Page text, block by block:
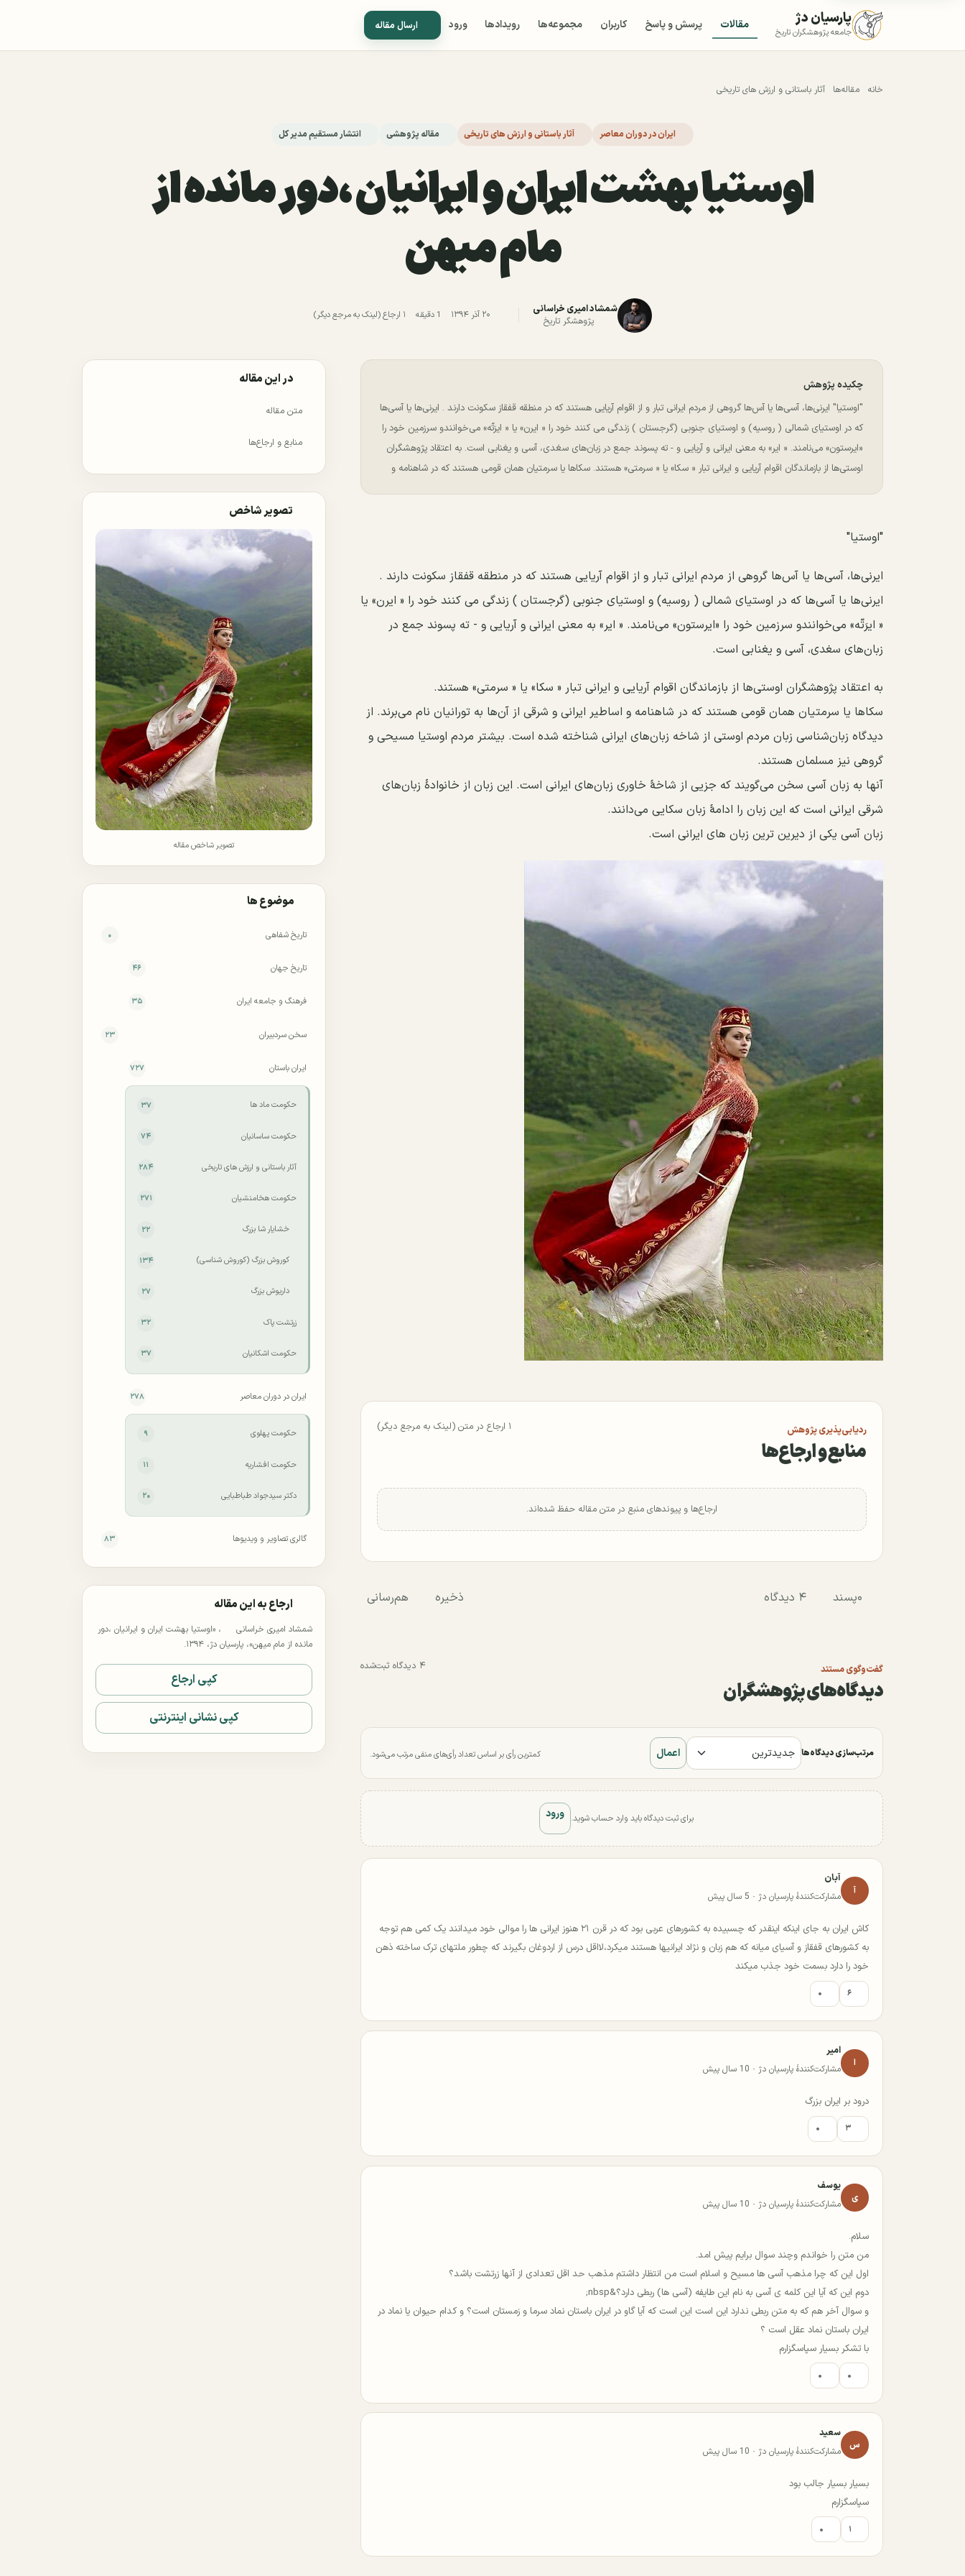
پارسیان دژ
جامعه پژوهشگران تاریخ مقالات پرسش و پاسخ کاربران مجموعه‌ها رویدادها ورود ارسال مقاله
خانه مقاله‌ها آثار باستانی و ارزش های تاریخی
ایران در دوران معاصر آثار باستانی و ارزش های تاریخی مقاله پژوهشی انتشار مستقیم مدیر کل
اوستیا بهشت ایران و ایرانیان ،دور مانده از
مام میهن
شمشاد امیری خراسانی
پژوهشگر تاریخ
۲۰ آذر ۱۳۹۴ 1 دقیقه ۱ ارجاع (لینک به مرجع دیگر)
چکیده پژوهش
"اوستیا" ﺍﯾﺮﻧﯽﻫﺎ، ﺁﺳﯽﻫﺎ ﯾﺎ ﺁﺱﻫﺎ ﮔﺮﻭﻫﯽ ﺍﺯ ﻣﺮﺩﻡ ﺍﯾﺮﺍﻧﯽ ﺗﺒﺎﺭ ﻭ ﺍﺯ ﺍﻗﻮﺍﻡ ﺁﺭﯾﺎﯾﯽ ﻫﺴﺘﻨﺪ ﮐﻪ در ﻣﻨﻄﻘﻪ ﻗﻔﻘﺎﺯ ﺳﮑﻮﻧﺖ ﺩﺍﺭﻧﺪ . ﺍﯾﺮﻧﯽﻫﺎ ﯾﺎ ﺁﺳﯽﻫﺎ
ﮐﻪ ﺩﺭ ﺍﻭﺳﺘﯿﺎﯼ ﺷﻤﺎﻟﯽ ( ﺭﻭﺳﯿﻪ) ﻭ ﺍﻭﺳﺘﯿﺎﯼ ﺟﻨﻮﺑﯽ (ﮔﺮﺟﺴﺘﺎﻥ ) ﺯﻧﺪﮔﯽ ﻣﯽ ﮐﻨﻨﺪ ﺧﻮﺩ ﺭﺍ « ﺍﯾﺮﻥ» ﯾﺎ « ﺍﯾﺮَﺗّﻪ» میﺧﻮﺍﻧﻨﺪﻭ ﺳﺮﺯﻣﯿﻦ ﺧﻮﺩ ﺭﺍ
«ﺍﯾﺮﺳﺘﻮﻥ» ﻣﯽﻧﺎﻣﻨﺪ. « ﺍﯾﺮ» ﺑﻪ ﻣﻌﻨﯽ ﺍﯾﺮﺍﻧﯽ ﻭ ﺁﺭﯾﺎﯾﯽ ﻭ - ﺗﻪ ﭘﺴﻮﻧﺪ ﺟﻤﻊ ﺩﺭ ﺯﺑﺎﻥﻫﺎﯼ ﺳﻐﺪﯼ، ﺁﺳﯽ ﻭ ﯾﻐﻨﺎﺑﯽ ﺍﺳﺖ. ﺑﻪ ﺍﻋﺘﻘﺎﺩ ﭘﮋﻭﻫﺸﮕﺮﺍﻥ
ﺍﻭﺳﺘﯽﻫﺎ ﺍﺯ ﺑﺎﺯﻣﺎﻧﺪﮔﺎﻥ ﺍﻗﻮﺍﻡ ﺁﺭﯾﺎﯾﯽ ﻭ ﺍﯾﺮﺍﻧﯽ ﺗﺒﺎﺭ « ﺳﮑﺎ» ﯾﺎ « ﺳﺮﻣﺘﯽ» ﻫﺴﺘﻨﺪ. ﺳﮑﺎﻫﺎ ﯾﺎ ﺳﺮﻣﺘﯿﺎﻥ ﻫﻤﺎﻥ ﻗﻮﻣﯽ ﻫﺴﺘﻨﺪ ﮐﻪ ﺩﺭ شاهنامه و
"اوستیا"
ﺍﯾﺮﻧﯽﻫﺎ، ﺁﺳﯽﻫﺎ ﯾﺎ ﺁﺱﻫﺎ ﮔﺮﻭﻫﯽ ﺍﺯ ﻣﺮﺩﻡ ﺍﯾﺮﺍﻧﯽ ﺗﺒﺎﺭ ﻭ ﺍﺯ ﺍﻗﻮﺍﻡ ﺁﺭﯾﺎﯾﯽ ﻫﺴﺘﻨﺪ ﮐﻪ در ﻣﻨﻄﻘﻪ ﻗﻔﻘﺎﺯ ﺳﮑﻮﻧﺖ ﺩﺍﺭﻧﺪ .
ﺍﯾﺮﻧﯽﻫﺎ ﯾﺎ ﺁﺳﯽﻫﺎ ﮐﻪ ﺩﺭ ﺍﻭﺳﺘﯿﺎﯼ ﺷﻤﺎﻟﯽ ( ﺭﻭﺳﯿﻪ) ﻭ ﺍﻭﺳﺘﯿﺎﯼ ﺟﻨﻮﺑﯽ (ﮔﺮﺟﺴﺘﺎﻥ ) ﺯﻧﺪﮔﯽ ﻣﯽ ﮐﻨﻨﺪ ﺧﻮﺩ ﺭﺍ « ﺍﯾﺮﻥ» ﯾﺎ
« ﺍﯾﺮَﺗّﻪ» میﺧﻮﺍﻧﻨﺪﻭ ﺳﺮﺯﻣﯿﻦ ﺧﻮﺩ ﺭﺍ «ﺍﯾﺮﺳﺘﻮﻥ» ﻣﯽﻧﺎﻣﻨﺪ. « ﺍﯾﺮ» ﺑﻪ ﻣﻌﻨﯽ ﺍﯾﺮﺍﻧﯽ ﻭ ﺁﺭﯾﺎﯾﯽ ﻭ - ﺗﻪ ﭘﺴﻮﻧﺪ ﺟﻤﻊ ﺩﺭ
ﺯﺑﺎﻥﻫﺎﯼ ﺳﻐﺪﯼ، ﺁﺳﯽ ﻭ ﯾﻐﻨﺎﺑﯽ ﺍﺳﺖ.
ﺑﻪ ﺍﻋﺘﻘﺎﺩ ﭘﮋﻭﻫﺸﮕﺮﺍﻥ ﺍﻭﺳﺘﯽﻫﺎ ﺍﺯ ﺑﺎﺯﻣﺎﻧﺪﮔﺎﻥ ﺍﻗﻮﺍﻡ ﺁﺭﯾﺎﯾﯽ ﻭ ﺍﯾﺮﺍﻧﯽ ﺗﺒﺎﺭ « ﺳﮑﺎ» ﯾﺎ « ﺳﺮﻣﺘﯽ» ﻫﺴﺘﻨﺪ.
ﺳﮑﺎﻫﺎ ﯾﺎ ﺳﺮﻣﺘﯿﺎﻥ ﻫﻤﺎﻥ ﻗﻮﻣﯽ ﻫﺴﺘﻨﺪ ﮐﻪ ﺩﺭ شاهنامه و ﺍﺳﺎﻃﯿﺮ ﺍﯾﺮﺍﻧﯽ ﻭ ﺷﺮﻗﯽ ﺍﺯ ﺁﻥﻫﺎ ﺑﻪ ﺗﻮﺭﺍﻧﯿﺎﻥ ﻧﺎﻡ ﻣﯽﺑﺮﻧﺪ. ﺍﺯ
ﺩﯾﺪﮔﺎﻩ ﺯﺑﺎﻥﺷﻨﺎﺳﯽ ﺯﺑﺎﻥ ﻣﺮﺩﻡ ﺍﻭﺳﺘﯽ ﺍﺯ ﺷﺎﺧﻪ ﺯﺑﺎﻥﻫﺎﯼ ﺍﯾﺮﺍﻧﯽ ﺷﻨﺎﺧﺘﻪ ﺷﺪﻩ ‌ﺍﺳﺖ. ﺑﯿﺸﺘﺮ ﻣﺮﺩﻡ ﺍﻭﺳﺘﯿﺎ ﻣﺴﯿﺤﯽ ﻭ
ﮔﺮﻭﻫﯽ ﻧﯿﺰ ﻣﺴﻠﻤﺎﻥ ﻫﺴﺘﻨﺪ.
ﺁﻧﻬﺎ ﺑﻪ ﺯﺑﺎﻥ ﺁﺳﯽ ﺳﺨﻦ ﻣﯽﮔﻮﯾﻨﺪ ﮐﻪ ﺟﺰﯾﯽ ﺍﺯ ﺷﺎﺧﻪٔ ﺧﺎﻭﺭﯼ ﺯﺑﺎﻥﻫﺎﯼ ﺍﯾﺮﺍﻧﯽ ﺍﺳﺖ. ﺍﯾﻦ ﺯﺑﺎﻥ ﺍﺯ ﺧﺎﻧﻮﺍﺩﻩٔ ﺯﺑﺎﻥﻫﺎﯼ
ﺷﺮﻗﯽ ﺍﯾﺮﺍﻧﯽ ﺍﺳﺖ که ﺍﯾﻦ ﺯﺑﺎﻥ ﺭﺍ ﺍﺩﺍﻣﻪٔ ﺯﺑﺎﻥ ﺳﮑﺎﯾﯽ ﻣﯽﺩﺍﻧﻨﺪ.
ﺯﺑﺎﻥ ﺁﺳﯽ ﯾﮑﯽ ﺍﺯ ﺩﯾﺮﯾﻦ ﺗﺮﯾﻦ ﺯﺑﺎﻥ ﻫﺎﯼ ﺍﯾﺮﺍﻧﯽ ﺍﺳﺖ.
ردیابی‌پذیری پژوهش
منابع و ارجاع‌ها
۱ ارجاع در متن (لینک به مرجع دیگر)
ارجاع‌ها و پیوندهای منبع در متن مقاله حفظ شده‌اند.
۰پسند ۴ دیدگاه ذخیره هم‌رسانی
گفت‌وگوی مستند
دیدگاه‌های پژوهشگران
۴ دیدگاه ثبت‌شده
مرتب‌سازی دیدگاه‌ها اعمال کمترین رأی بر اساس تعداد رأی‌های منفی مرتب می‌شود.
برای ثبت دیدگاه باید وارد حساب شوید. ورود
آ
آبان
مشارکت‌کنندهٔ پارسیان دژ · 5 سال پیش
کاش ایران به جای اینکه اینقدر که چسبیده به کشورهای عربی بود که در قرن ۲۱ هنوز ایرانی ها را موالی خود میدانند یک کمی هم توجه
به کشورهای قفقاز و آسیای میانه که هم زبان و نژاد ایرانیها هستند میکرد،لااقل درس از اردوغان بگیرند که چطور ملتهای ترک ساخته ذهن
خود را دارد بسمت خود جذب میکند
۶ ۰
ا
امیر
مشارکت‌کنندهٔ پارسیان دژ · 10 سال پیش
درود بر ایران بزرگ
۳ ۰
ی
یوسف
مشارکت‌کنندهٔ پارسیان دژ · 10 سال پیش
سلام.
من متن را خواندم وچند سوال برایم پیش امد.
اول این که چرا مذهب آسی ها مسیح و اسلام است من انتظار داشتم مذهب حد اقل تعدادی از آنها زرتشت باشد؟
دوم این که آیا این کلمه ی آسی به نام این طایفه (آسی ها) ربطی دارد؟&nbsp;
و سوال آخر هم که به متن ربطی ندارد این است این است که آیا گاو در ایران باستان نماد سرما و زمستان است؟ و کدام حیوان یا نماد در
ایران باستان نماد عقل است ؟
با تشکر بسیار سپاسگزارم
۰ ۰
س
سعید
مشارکت‌کنندهٔ پارسیان دژ · 10 سال پیش
بسیار بسیار جالب بود
سپاسگزارم
۱ ۰
در این مقاله
متن مقاله
منابع و ارجاع‌ها
تصویر شاخص
تصویر شاخص مقاله
موضوع ها
تاریخ شفاهی ۰
تاریخ جهان ۴۶
فرهنگ و جامعه ایران ۳۵
سخن سردبیران ۲۳
ایران باستان ۷۲۷
حکومت ماد ها ۳۷
حکومت ساسانیان ۷۴
آثار باستانی و ارزش های تاریخی ۲۸۴
حکومت هخامنشیان ۲۷۱
خشایار شا بزرگ ۲۲
کوروش بزرگ (کوروش شناسی) ۱۳۴
داریوش بزرگ ۲۷
زرتشت پاک ۳۲
حکومت اشکانیان ۳۷
ایران در دوران معاصر ۲۷۸
حکومت پهلوی ۹
حکومت افشاریه ۱۱
دکتر سید‌جواد طباطبایی ۲۰
گالری تصاویر و ویدیوها ۸۳
ارجاع به این مقاله
شمشاد امیری خراسانی
، «اوستیا بهشت ایران و ایرانیان ،دور
مانده از مام میهن»، پارسیان دژ، ۱۳۹۴.
کپی ارجاع
کپی نشانی اینترنتی